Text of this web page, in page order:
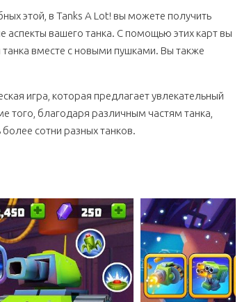
этой, в Tanks A Lot! вы можете получить
аспекты вашего танка. С помощью этих карт вы
вместе с новыми пушками. Вы также
игра, которая предлагает увлекательный
того, благодаря различным частям танка,
сотни разных танков.